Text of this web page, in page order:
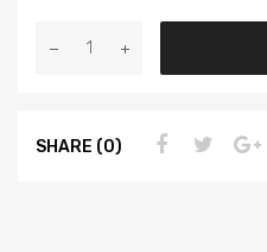
SHARE (0)